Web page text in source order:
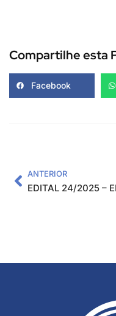
Compartilhe esta
Facebook
ANTERIOR